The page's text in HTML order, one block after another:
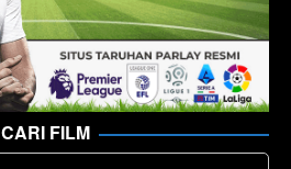
CARI FILM